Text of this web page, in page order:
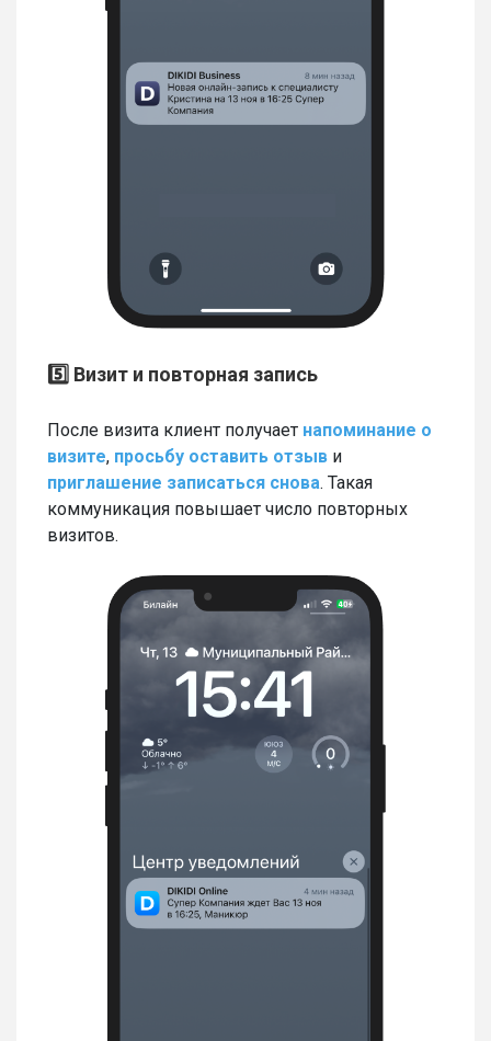
5️⃣ Визит и повторная запись
После визита клиент получает напоминание о
визите, просьбу оставить отзыв и
приглашение записаться снова. Такая
коммуникация повышает число повторных
визитов.